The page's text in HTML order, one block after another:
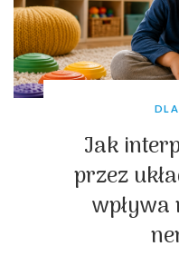
Jak
przez
wpływa